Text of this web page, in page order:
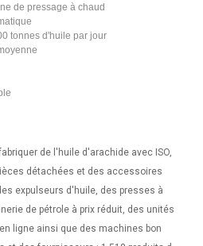
de pressage à chaud
tonnes d'huile par jour
de l'huile d'arachide avec ISO,
détachées et des accessoires
expulseurs d'huile, des presses à
de pétrole à prix réduit, des unités
ligne ainsi que des machines bon